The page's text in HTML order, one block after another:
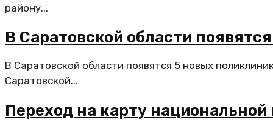
району...
В Саратовской области
В Саратовской области появятся 5 новых
Саратовской...
Переход на карту